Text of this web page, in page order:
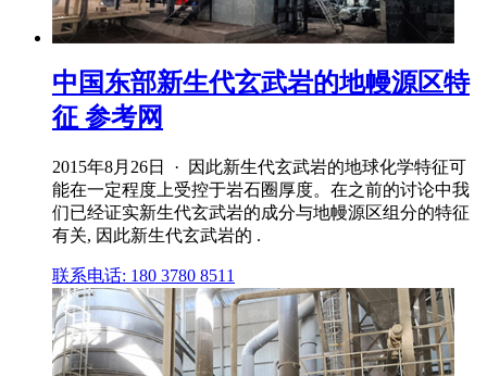
中国东部新生代玄武岩的地幔源区特
征 参考网
2015年8月26日 · 因此新生代玄武岩的地球化学特征可
能在一定程度上受控于岩石圈厚度。在之前的讨论中我
们已经证实新生代玄武岩的成分与地幔源区组分的特征
有关, 因此新生代玄武岩的 .
联系电话: 180 3780 8511